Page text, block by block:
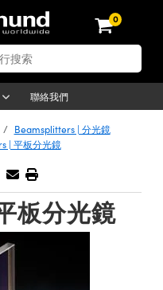
0
聯絡我們
Beamsplitters | 分光鏡
| 平板分光鏡
板分光鏡